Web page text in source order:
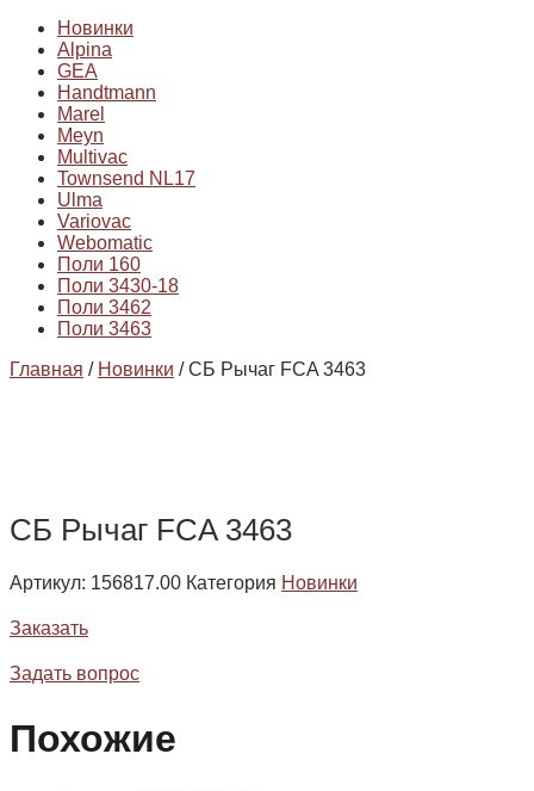
Новинки
Alpina
GEA
Handtmann
Marel
Meyn
Multivac
Townsend NL17
Ulma
Variovac
Webomatic
Поли 160
Поли 3430-18
Поли 3462
Поли 3463
Главная / Новинки / СБ Рычаг FCA 3463
СБ Рычаг FCA 3463
Артикул: 156817.00 Категория Новинки
Заказать
Задать вопрос
Похожие